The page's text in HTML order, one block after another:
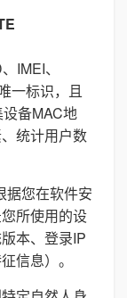
IMEI、
一标识，且
备MAC地
统计用户数
据您在软件安
所使用的设
本、登录IP
信息）。